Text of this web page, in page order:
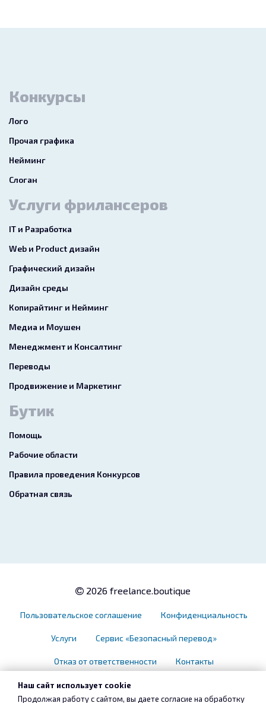
Конкурсы
Лого
Прочая графика
Нейминг
Слоган
Услуги фрилансеров
IT и Разработка
Web и Product дизайн
Графический дизайн
Дизайн среды
Копирайтинг и Нейминг
Медиа и Моушен
Менеджмент и Консалтинг
Переводы
Продвижение и Маркетинг
Бутик
Помощь
Рабочие области
Правила проведения Конкурсов
Обратная связь
2026 freelance.boutique
Пользовательское соглашение Конфиденциальность
Услуги Сервис «Безопасный перевод»
Отказ от ответственности Контакты
Наш сайт использует cookie
Продолжая работу с сайтом, вы даете согласие на обработку